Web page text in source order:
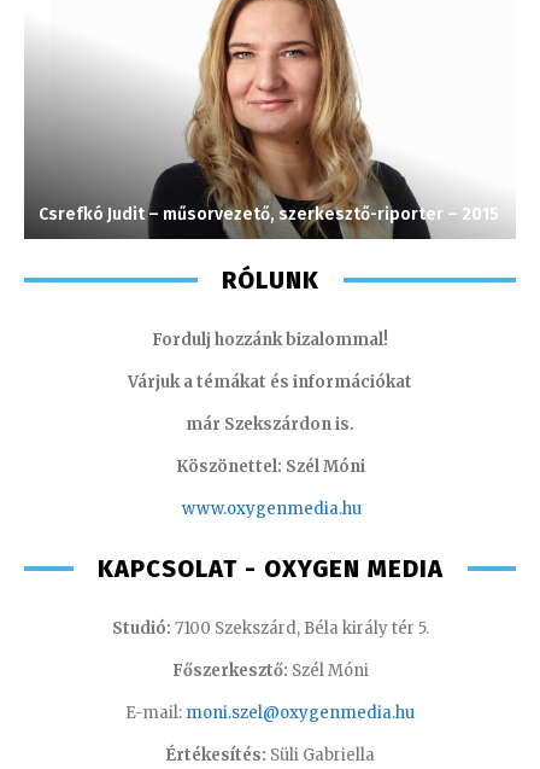
Csrefkó Judit – műsorvezető, szerkesztő-riporter – 2015
RÓLUNK
Fordulj hozzánk bizalommal!
Várjuk a témákat és információkat
már Szekszárdon is.
Köszönettel: Szél Móni
www.oxygenmedia.hu
KAPCSOLAT - OXYGEN MEDIA
Studió: 7100 Szekszárd, Béla király tér 5.
Főszerkesztő: Szél Móni
E-mail: moni.szel@oxygenmedia.hu
Értékesítés: Süli Gabriella